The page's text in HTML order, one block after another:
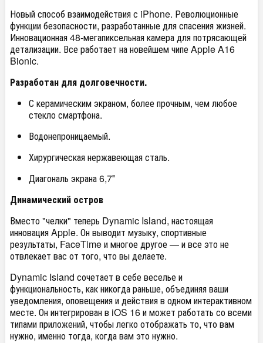
Новый способ взаимодействия с iPhone. Революционные
функции безопасности, разработанные для спасения жизней.
Инновационная 48-мегапиксельная камера для потрясающей
детализации. Все работает на новейшем чипе Apple A16
Bionic.
Разработан для долговечности.
С керамическим экраном, более прочным, чем любое
стекло смартфона.
Водонепроницаемый.
Хирургическая нержавеющая сталь.
Диагональ экрана 6,7″
Динамический остров
Вместо "челки" теперь Dynamic Island, настоящая
инновация Apple. Он выводит музыку, спортивные
результаты, FaceTime и многое другое — и все это не
отвлекает вас от того, что вы делаете.
Dynamic Island сочетает в себе веселье и
функциональность, как никогда раньше, объединяя ваши
уведомления, оповещения и действия в одном интерактивном
месте. Он интегрирован в iOS 16 и может работать со всеми
типами приложений, чтобы легко отображать то, что вам
нужно, именно тогда, когда вам это нужно.